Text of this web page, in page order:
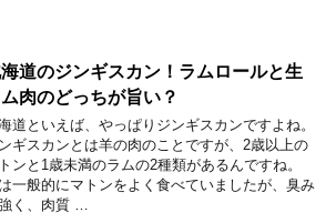
道のジンギスカン！ラムロールと生
肉のどっちが旨い？
道といえば、やっぱりジンギスカンですよね。
ギスカンとは羊の肉のことですが、2歳以上の
ンと1歳未満のラムの2種類があるんですね。
一般的にマトンをよく食べていましたが、臭み
く、肉質 …